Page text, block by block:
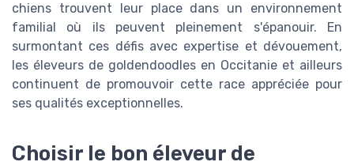
chiens trouvent leur place dans un environnement
familial où ils peuvent pleinement s'épanouir. En
surmontant ces défis avec expertise et dévouement,
les éleveurs de goldendoodles en Occitanie et ailleurs
continuent de promouvoir cette race appréciée pour
ses qualités exceptionnelles.
Choisir le bon éleveur de